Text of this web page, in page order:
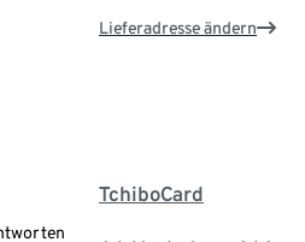
Lieferadresse ändern
TchiboCard